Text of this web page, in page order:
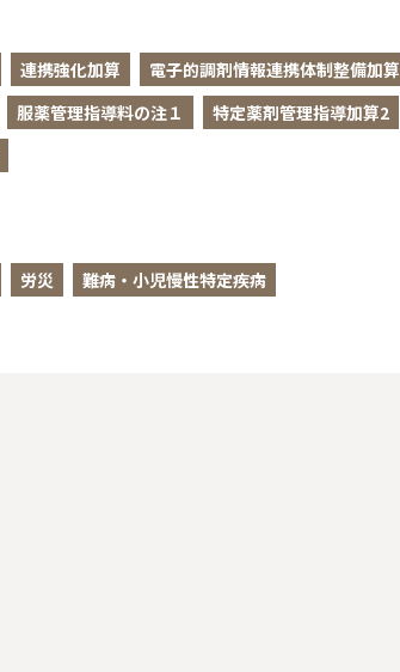
連携強化加算
電子的調剤情報連携体制整備加算
服薬管理指導料の注１
特定薬剤管理指導加算2
労災 難病・小児慢性特定疾病